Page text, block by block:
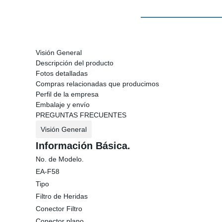
Visión General
Descripción del producto
Fotos detalladas
Compras relacionadas que producimos
Perfil de la empresa
Embalaje y envío
PREGUNTAS FRECUENTES
Visión General
Información Básica.
No. de Modelo.
EA-F58
Tipo
Filtro de Heridas
Conector Filtro